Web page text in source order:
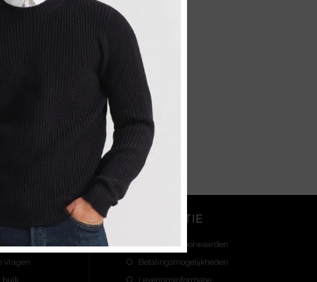
Vragen
bulk
INFORMATIE
Algemene Voorwaarden
Betalingsmogelijkheden
Leveringsinformatie